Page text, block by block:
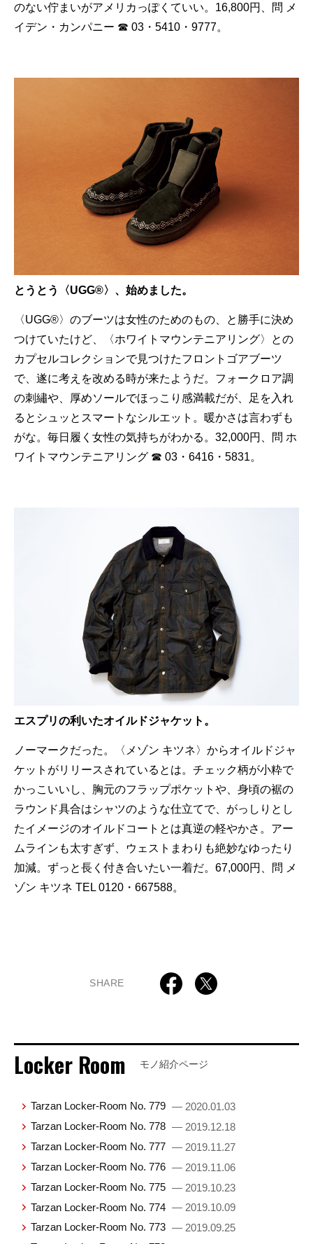
のない佇まいがアメリカっぽくていい。16,800円、問 メ
イデン・カンパニー ☎ 03・5410・9777。
とうとう〈UGG®〉、始めました。
〈UGG®〉のブーツは女性のためのもの、と勝手に決め
つけていたけど、〈ホワイトマウンテニアリング〉との
カプセルコレクションで見つけたフロントゴアブーツ
で、遂に考えを改める時が来たようだ。フォークロア調
の刺繡や、厚めソールでほっこり感満載だが、足を入れ
るとシュッとスマートなシルエット。暖かさは言わずも
がな。毎日履く女性の気持ちがわかる。32,000円、問 ホ
ワイトマウンテニアリング ☎ 03・6416・5831。
エスプリの利いたオイルドジャケット。
ノーマークだった。〈メゾン キツネ〉からオイルドジャ
ケットがリリースされているとは。チェック柄が小粋で
かっこいいし、胸元のフラップポケットや、身頃の裾の
ラウンド具合はシャツのような仕立てで、がっしりとし
たイメージのオイルドコートとは真逆の軽やかさ。アー
ムラインも太すぎず、ウェストまわりも絶妙なゆったり
加減。ずっと長く付き合いたい一着だ。67,000円、問 メ
ゾン キツネ TEL 0120・667588。
SHARE
Locker Room モノ紹介ページ
Tarzan Locker-Room No. 779 — 2020.01.03
Tarzan Locker-Room No. 778 — 2019.12.18
Tarzan Locker-Room No. 777 — 2019.11.27
Tarzan Locker-Room No. 776 — 2019.11.06
Tarzan Locker-Room No. 775 — 2019.10.23
Tarzan Locker-Room No. 774 — 2019.10.09
Tarzan Locker-Room No. 773 — 2019.09.25